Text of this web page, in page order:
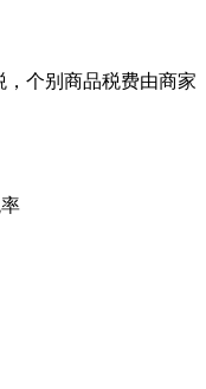
个别商品税费由商家